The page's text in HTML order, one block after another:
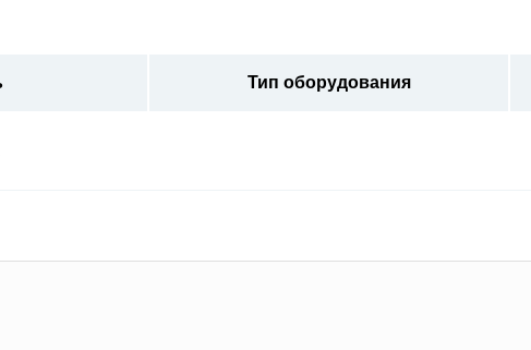
Тип оборудования